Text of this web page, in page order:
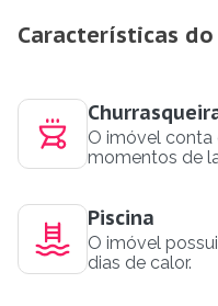
Características
O imóvel conta
momentos de
Piscina
O imóvel
dias de calor.